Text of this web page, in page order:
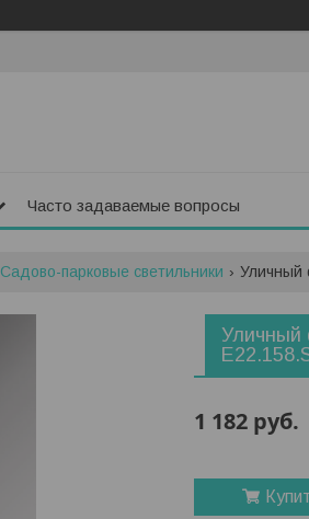
Часто задаваемые вопросы
Садово-парковые светильники Уличный
Уличный
1 182 руб.